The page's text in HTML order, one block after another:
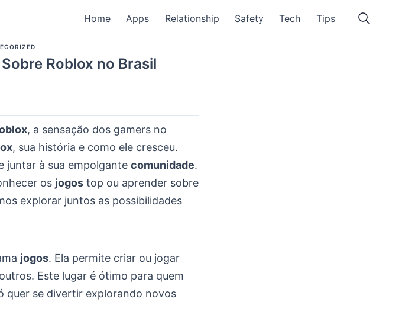
Home Apps Relationship Safety Tech Tips
Roblox no Brasil
, a sensação dos gamers no
, sua história e como ele cresceu.
juntar à sua empolgante comunidade.
os jogos top ou aprender sobre
explorar juntos as possibilidades
jogos. Ela permite criar ou jogar
Este lugar é ótimo para quem
quer se divertir explorando novos